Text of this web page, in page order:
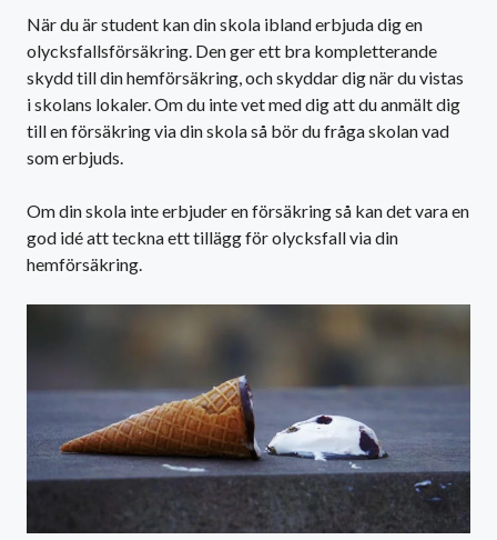
När du är student kan din skola ibland erbjuda dig en
olycksfallsförsäkring. Den ger ett bra kompletterande
skydd till din hemförsäkring, och skyddar dig när du vistas
i skolans lokaler. Om du inte vet med dig att du anmält dig
till en försäkring via din skola så bör du fråga skolan vad
som erbjuds.
Om din skola inte erbjuder en försäkring så kan det vara en
god idé att teckna ett tillägg för olycksfall via din
hemförsäkring.